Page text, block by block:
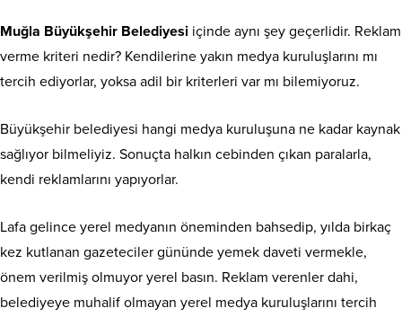
Muğla Büyükşehir Belediyesi içinde aynı şey geçerlidir. Reklam
verme kriteri nedir? Kendilerine yakın medya kuruluşlarını mı
tercih ediyorlar, yoksa adil bir kriterleri var mı bilemiyoruz.
Büyükşehir belediyesi hangi medya kuruluşuna ne kadar kaynak
sağlıyor bilmeliyiz. Sonuçta halkın cebinden çıkan paralarla,
kendi reklamlarını yapıyorlar.
Lafa gelince yerel medyanın öneminden bahsedip, yılda birkaç
kez kutlanan gazeteciler gününde yemek daveti vermekle,
önem verilmiş olmuyor yerel basın. Reklam verenler dahi,
belediyeye muhalif olmayan yerel medya kuruluşlarını tercih